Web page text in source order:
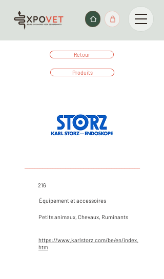
Retour
Produits
216
Équipement et accessoires
Petits animaux, Chevaux, Ruminants
https://www.karlstorz.com/be/en/index.
htm